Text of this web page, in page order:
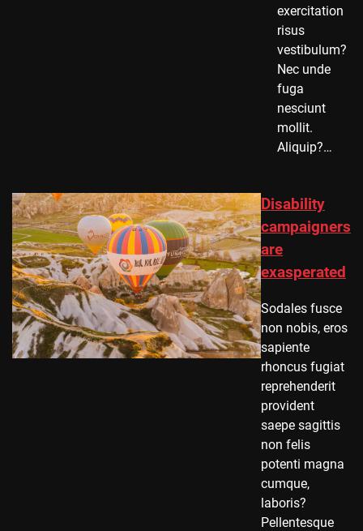
exercitation
risus
vestibulum?
Nec unde
fuga
nesciunt
mollit.
Aliquip?…
Disability
campaigners
are
exasperated
Sodales fusce
non nobis, eros
sapiente
rhoncus fugiat
reprehenderit
provident
saepe sagittis
non felis
potenti magna
cumque,
laboris?
Pellentesque